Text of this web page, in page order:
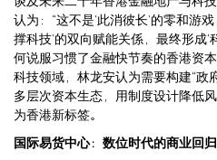
认为：“这不是‘此消彼长’的零和游
撑科技’的双向赋能关係，最终形成‘
何说服习惯了金融快节奏的香港资
科技领域，林龙安认为需要构建“政
多层次资本生态，用制度设计降低
为香港新标签。
国际易货中心：数位时代的商业回归